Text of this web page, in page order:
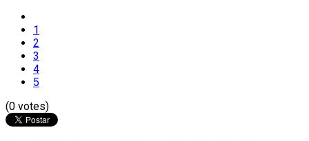
1
2
3
4
5
(0 votes)